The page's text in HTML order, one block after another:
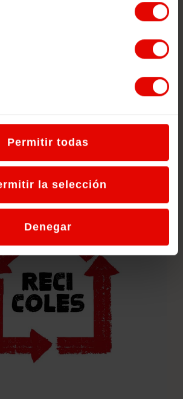
Permitir todas
la selección
Denegar
el centro: hacia una
juvenil internacional
te invitamos a que seas parte
del año en Madrid:
2024